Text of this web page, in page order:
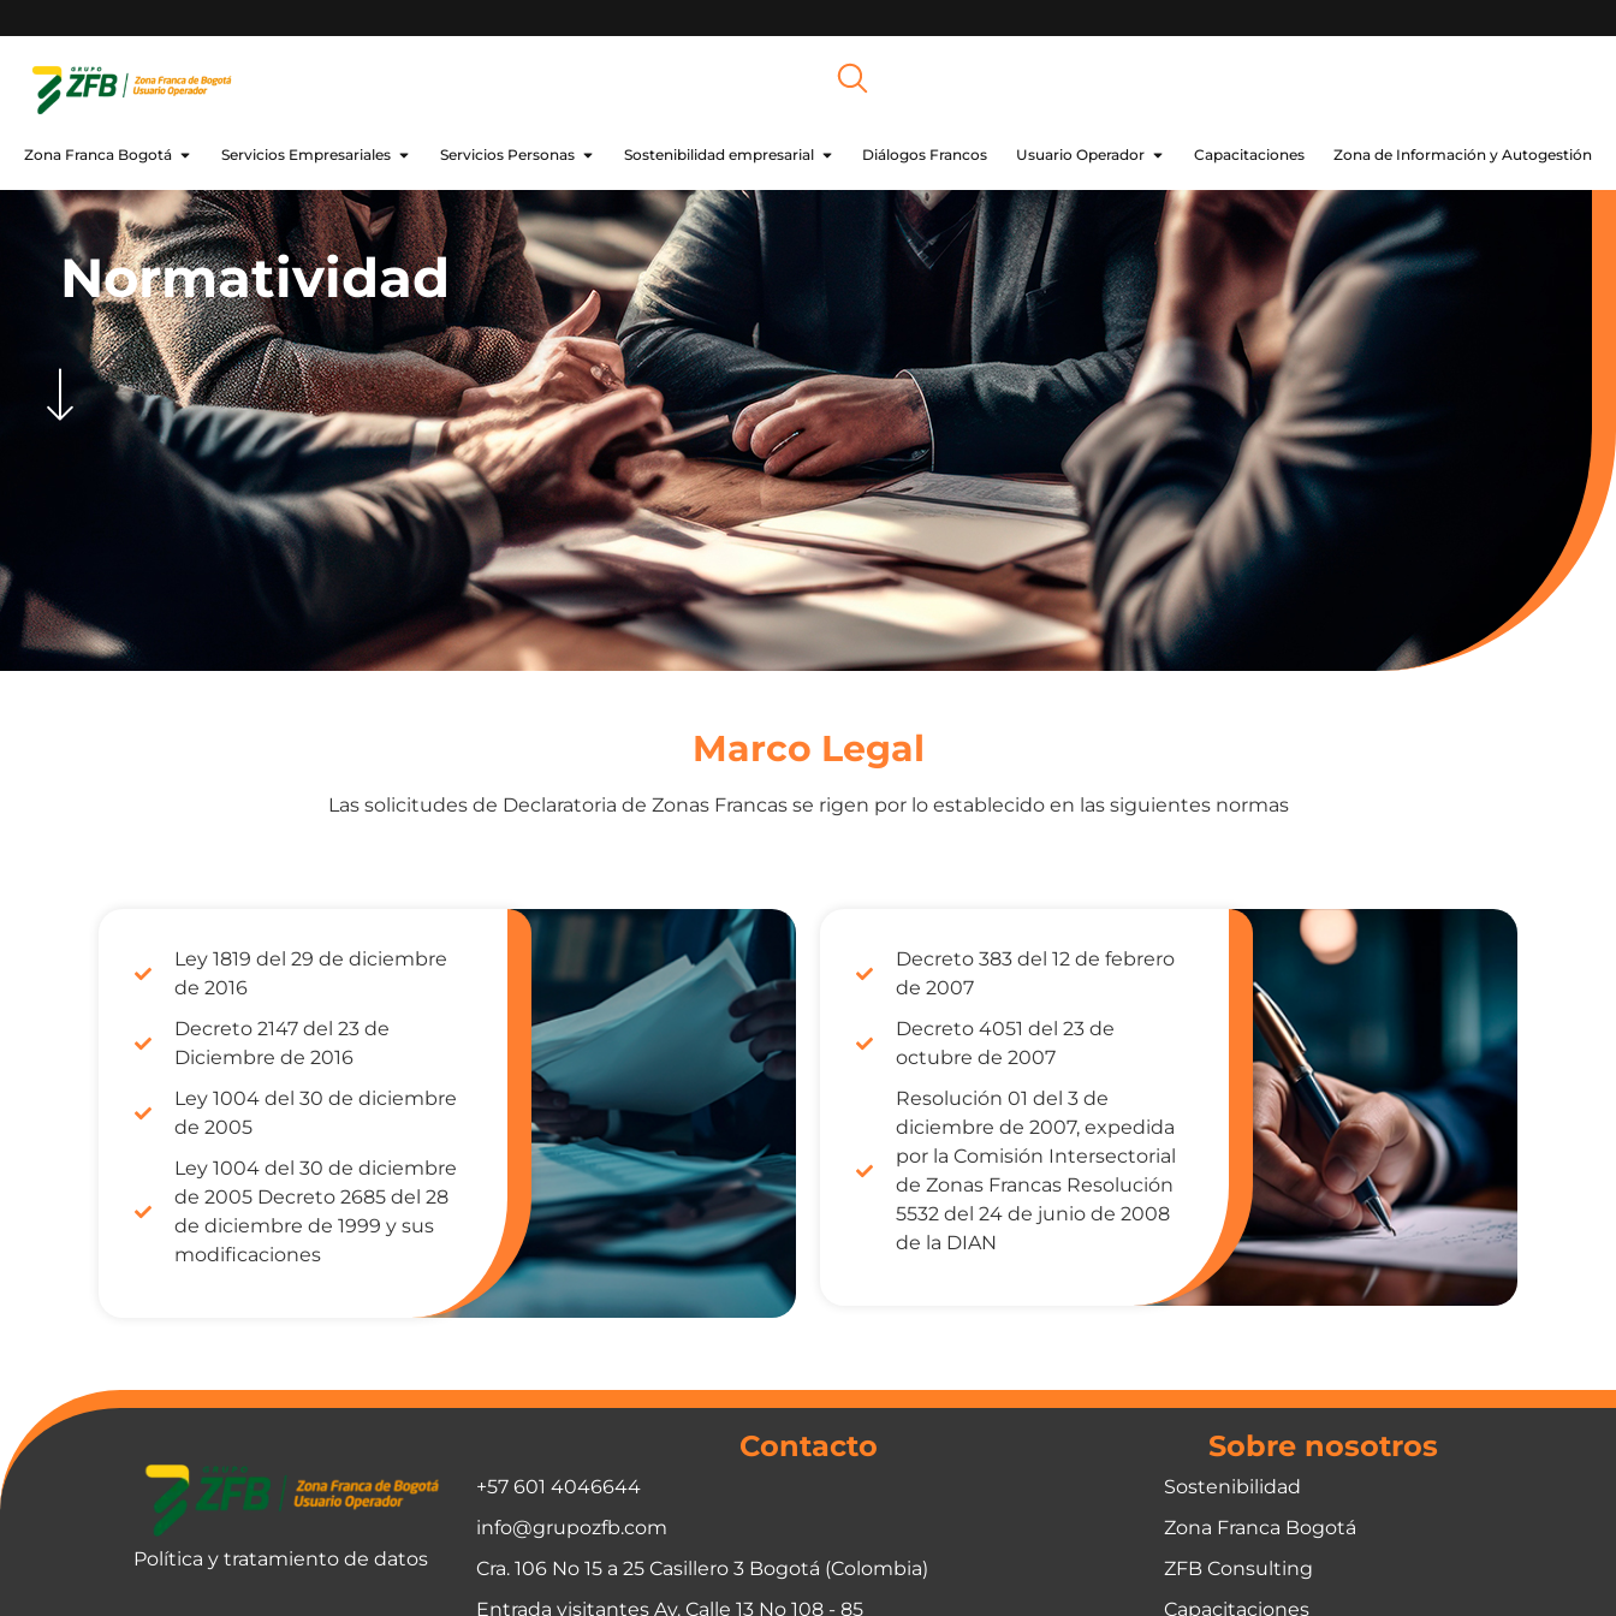
Zona Franca Bogotá Servicios Empresariales Servicios Personas Sostenibilidad empresarial Diálogos Francos Usuario Operador Capacitaciones Zona de Información y Autogestión
Normatividad
Marco Legal
Las solicitudes de Declaratoria de Zonas Francas se rigen por lo establecido en las siguientes normas
Ley 1819 del 29 de diciembre
de 2016
Decreto 2147 del 23 de
Diciembre de 2016
Ley 1004 del 30 de diciembre
de 2005
Ley 1004 del 30 de diciembre
de 2005 Decreto 2685 del 28
de diciembre de 1999 y sus
modificaciones
Decreto 383 del 12 de febrero
de 2007
Decreto 4051 del 23 de
octubre de 2007
Resolución 01 del 3 de
diciembre de 2007, expedida
por la Comisión Intersectorial
de Zonas Francas Resolución
5532 del 24 de junio de 2008
de la DIAN
Política y tratamiento de datos
Contacto
+57 601 4046644
info@grupozfb.com
Cra. 106 No 15 a 25 Casillero 3 Bogotá (Colombia)
Entrada visitantes Av. Calle 13 No 108 - 85
Sobre nosotros
Sostenibilidad
Zona Franca Bogotá
ZFB Consulting
Capacitaciones